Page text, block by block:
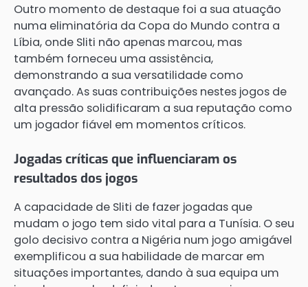
Outro momento de destaque foi a sua atuação
numa eliminatória da Copa do Mundo contra a
Líbia, onde Sliti não apenas marcou, mas
também forneceu uma assistência,
demonstrando a sua versatilidade como
avançado. As suas contribuições nestes jogos de
alta pressão solidificaram a sua reputação como
um jogador fiável em momentos críticos.
Jogadas críticas que influenciaram os
resultados dos jogos
A capacidade de Sliti de fazer jogadas que
mudam o jogo tem sido vital para a Tunísia. O seu
golo decisivo contra a Nigéria num jogo amigável
exemplificou a sua habilidade de marcar em
situações importantes, dando à sua equipa um